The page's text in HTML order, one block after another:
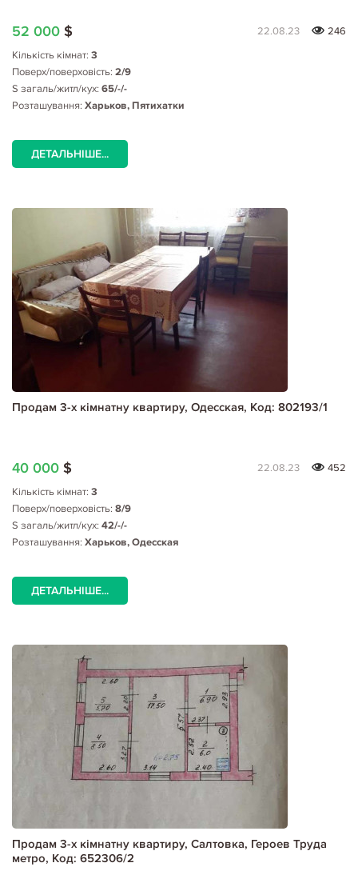
52 000 $ 22.08.23
246
Кількість кімнат: 3
Поверх/поверховість: 2/9
S загаль/житл/кух: 65/-/-
Розташування: Харьков, Пятихатки
ДЕТАЛЬНІШЕ...
Продам 3-х кімнатну квартиру, Одесская, Код: 802193/1
40 000 $ 22.08.23
452
Кількість кімнат: 3
Поверх/поверховість: 8/9
S загаль/житл/кух: 42/-/-
Розташування: Харьков, Одесская
ДЕТАЛЬНІШЕ...
Продам 3-х кімнатну квартиру, Салтовка, Героев Труда
метро, Код: 652306/2